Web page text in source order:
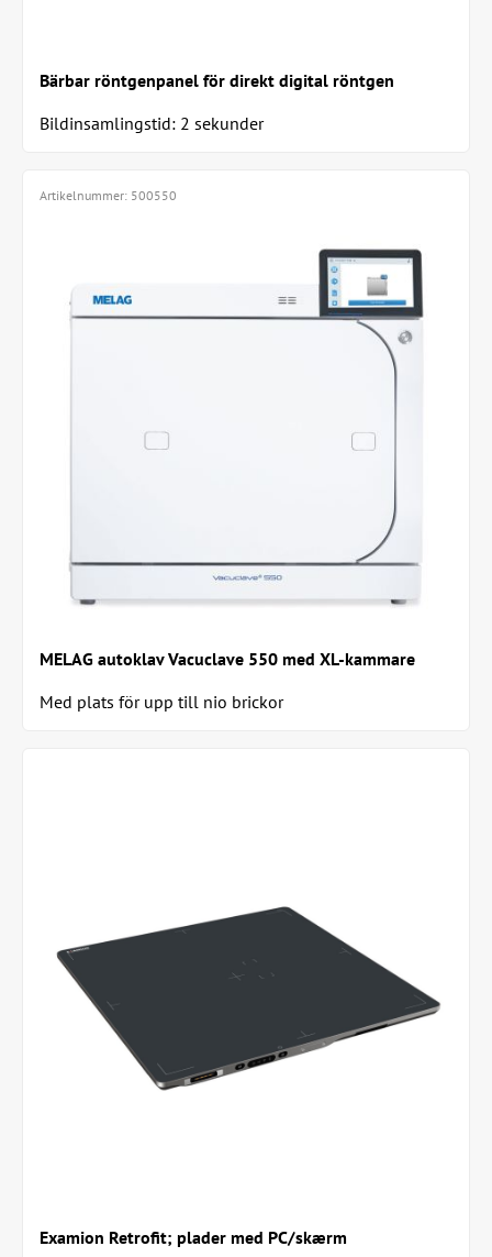
Bärbar röntgenpanel för direkt digital röntgen
Bildinsamlingstid: 2 sekunder
MELAG autoklav Vacuclave 550 med XL-kammare
Med plats för upp till nio brickor
Artikelnummer: 500550
Examion Retrofit; plader med PC/skærm